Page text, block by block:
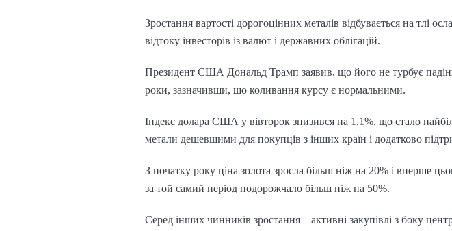
Зростання вартості дорогоцінних металів відбувається на тлі
відтоку інвесторів із валют і державних облігацій.
Президент США Дональд Трамп заявив, що його не турбує
роки, зазначивши, що коливання курсу є нормальними.
Індекс долара США у вівторок знизився на 1,1%, що стало
метали дешевшими для покупців з інших країн і додатково
З початку року ціна золота зросла більш ніж на 20% і вперше
за той самий період подорожчало більш ніж на 50%.
Серед інших чинників зростання – активні закупівлі з боку